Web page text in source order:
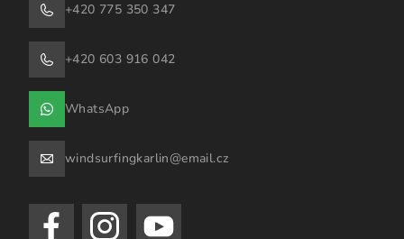
+420 775 350 347
+420 603 916 042
WhatsApp
windsurfingkarlin@email.cz